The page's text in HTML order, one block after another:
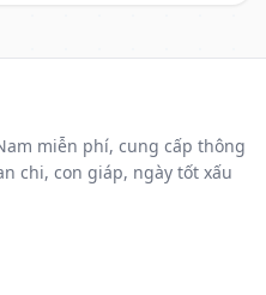
miễn phí, cung cấp thông
chi, con giáp, ngày tốt xấu